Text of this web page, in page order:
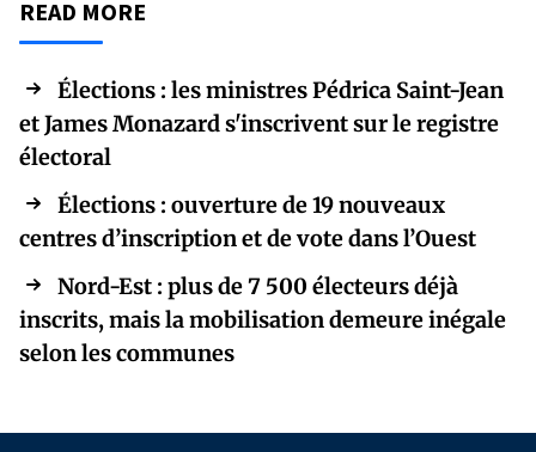
READ MORE
Élections : les ministres Pédrica Saint-Jean
et James Monazard s'inscrivent sur le registre
électoral
Élections : ouverture de 19 nouveaux
centres d’inscription et de vote dans l’Ouest
Nord-Est : plus de 7 500 électeurs déjà
inscrits, mais la mobilisation demeure inégale
selon les communes